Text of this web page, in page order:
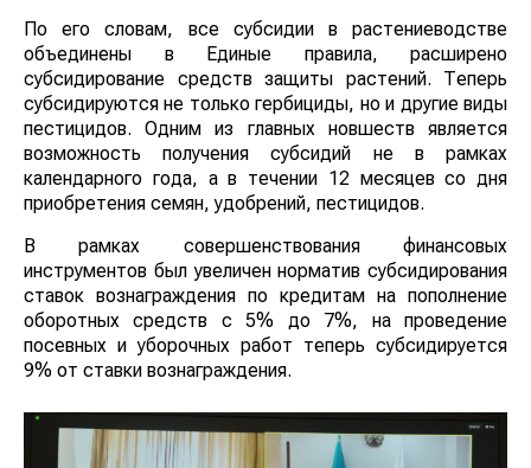
По его словам, все субсидии в растениеводстве
объединены в Единые правила, расширено
субсидирование средств защиты растений. Теперь
субсидируются не только гербициды, но и другие виды
пестицидов. Одним из главных новшеств является
возможность получения субсидий не в рамках
календарного года, а в течении 12 месяцев со дня
приобретения семян, удобрений, пестицидов.
В рамках совершенствования финансовых
инструментов был увеличен норматив субсидирования
ставок вознаграждения по кредитам на пополнение
оборотных средств с 5% до 7%, на проведение
посевных и уборочных работ теперь субсидируется
9% от ставки вознаграждения.